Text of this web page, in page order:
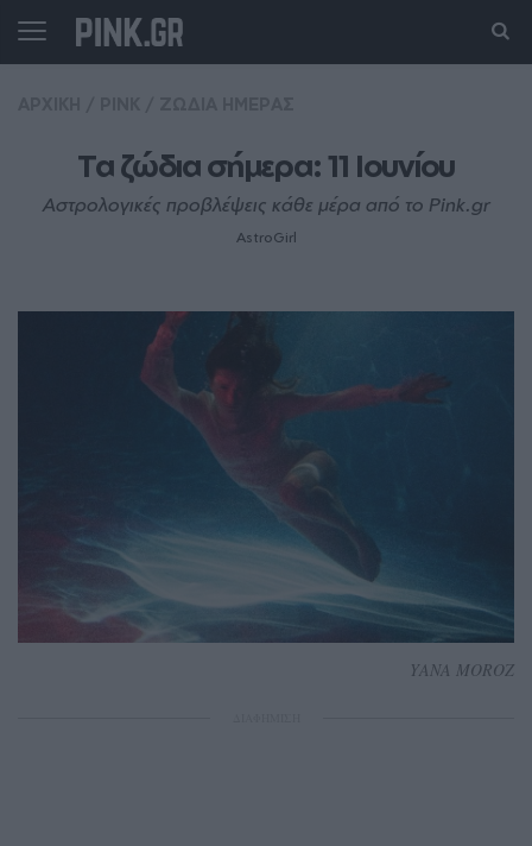
Τα ζώδια σήμερα: 11 Ιουνίου
Αστρολογικές προβλέψεις κάθε μέρα από το Pink.gr
AstroGirl
YANA MOROZ